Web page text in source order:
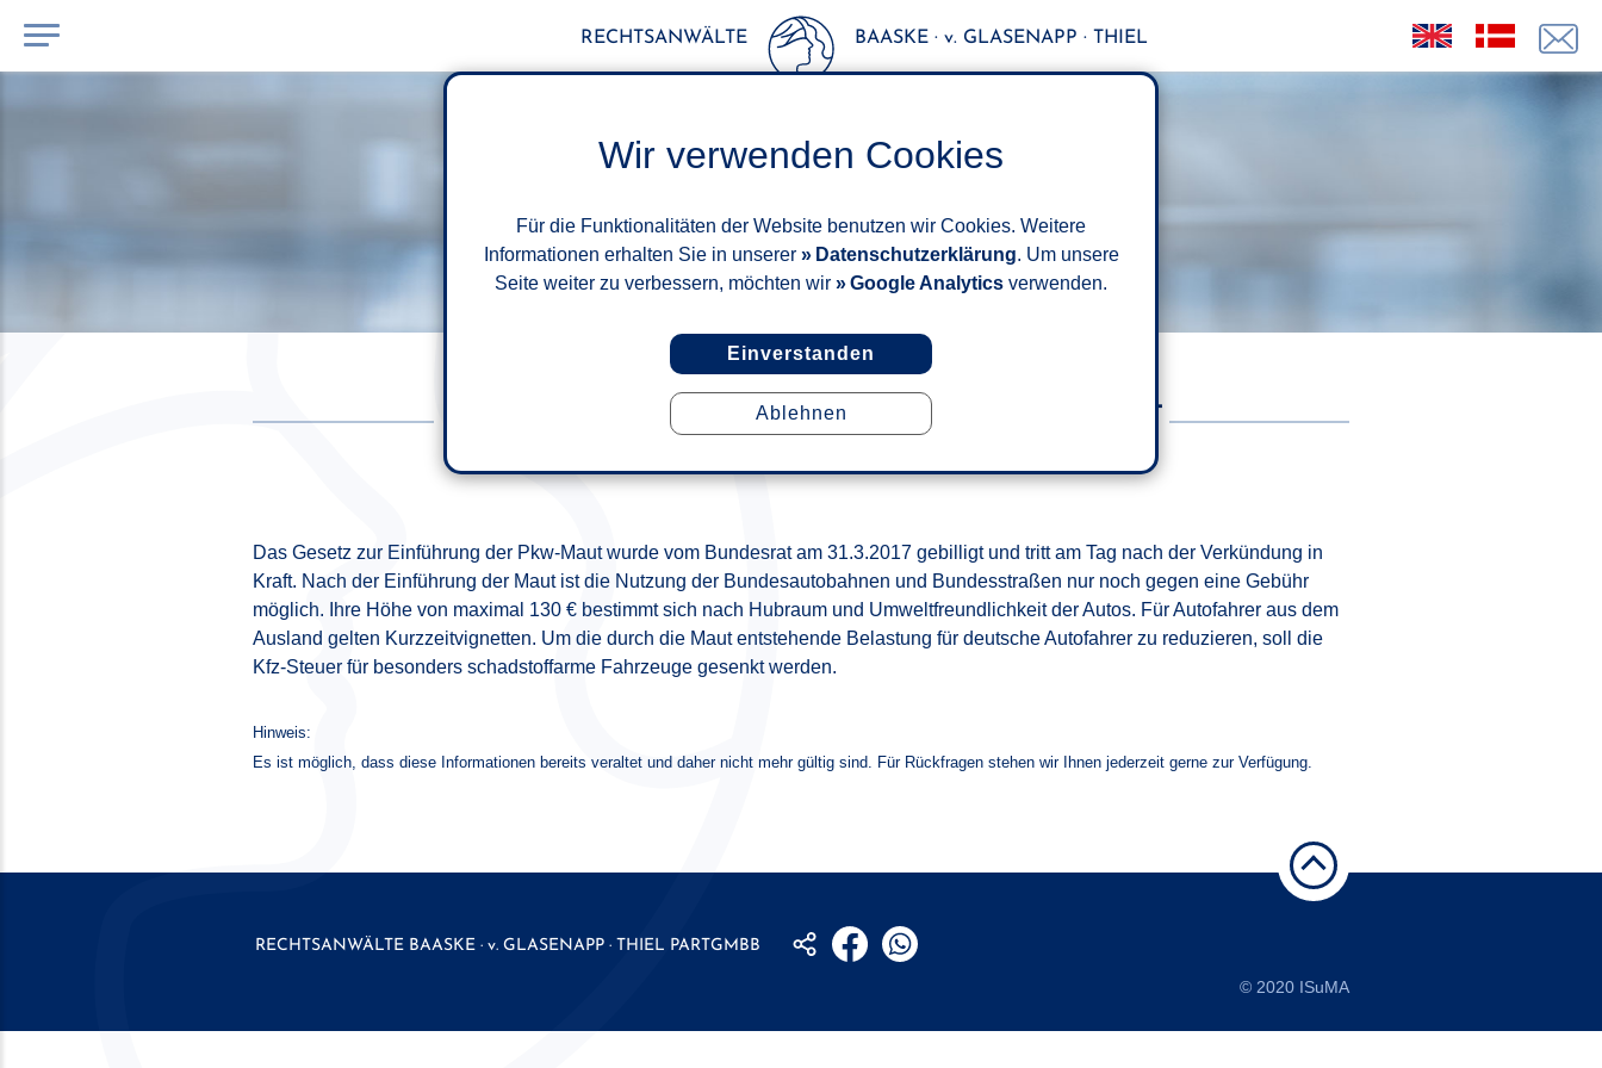
Wir verwenden Cookies
Für die Funktionalitäten der Website benutzen wir Cookies. Weitere
Informationen erhalten Sie in unserer
Datenschutzerklärung. Um unsere
Seite weiter zu verbessern, möchten wir
Google Analytics verwenden.
Einverstanden
Ablehnen
RECHTSANWÄLTE BAASKE · v. GLASENAPP · THIEL
PKW-MAUT VOM BUNDESRAT GEBILLIGT
Das Gesetz zur Einführung der Pkw-Maut wurde vom Bundesrat am 31.3.2017 gebilligt und tritt am Tag nach der Verkündung in
Kraft. Nach der Einführung der Maut ist die Nutzung der Bundesautobahnen und Bundesstraßen nur noch gegen eine Gebühr
möglich. Ihre Höhe von maximal 130 € bestimmt sich nach Hubraum und Umweltfreundlichkeit der Autos. Für Autofahrer aus dem
Ausland gelten Kurzzeitvignetten. Um die durch die Maut entstehende Belastung für deutsche Autofahrer zu reduzieren, soll die
Kfz-Steuer für besonders schadstoffarme Fahrzeuge gesenkt werden.
Hinweis:
Es ist möglich, dass diese Informationen bereits veraltet und daher nicht mehr gültig sind. Für Rückfragen stehen wir Ihnen jederzeit gerne zur Verfügung.
RECHTSANWÄLTE BAASKE · v. GLASENAPP · THIEL PARTGMBB
© 2020 ISuMA